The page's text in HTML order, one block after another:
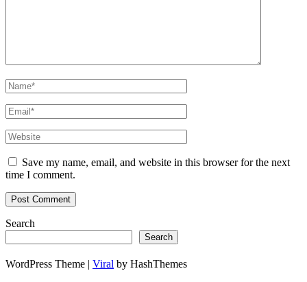
Save my name, email, and website in this browser for the next
time I comment.
Search
Search
WordPress Theme | Viral by HashThemes